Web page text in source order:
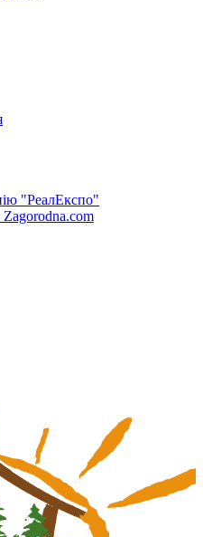
"РеалЕкспо"